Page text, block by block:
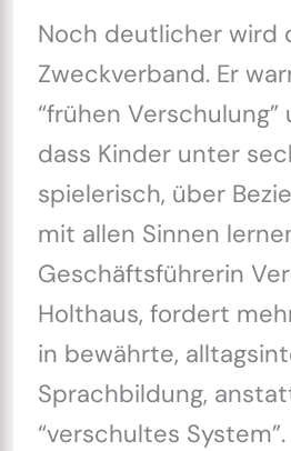
Noch deutlicher wird
Zweckverband. Er
“frühen
dass Kinder unter
spielerisch, über
mit allen Sinnen
Geschäftsführerin
Holthaus, fordert
in bewährte,
Sprachbildung,
“verschultes